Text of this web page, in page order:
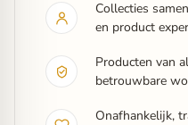
Collecties
en product
Producten van
betrouwbare
Onafhankelijk,